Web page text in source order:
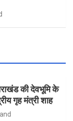
की देवभूमि के
गृह मंत्री शाह